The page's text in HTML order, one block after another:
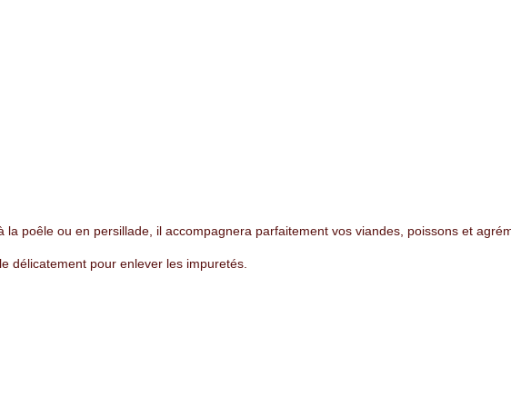
poêle ou en persillade, il accompagnera parfaitement vos viandes, poissons et
délicatement pour enlever les impuretés.